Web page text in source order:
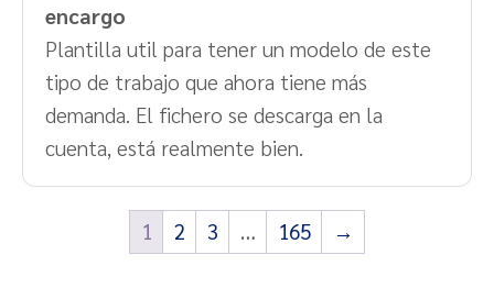
encargo
Plantilla util para tener un modelo de este
tipo de trabajo que ahora tiene más
demanda. El fichero se descarga en la
cuenta, está realmente bien.
1 2 3 … 165 →